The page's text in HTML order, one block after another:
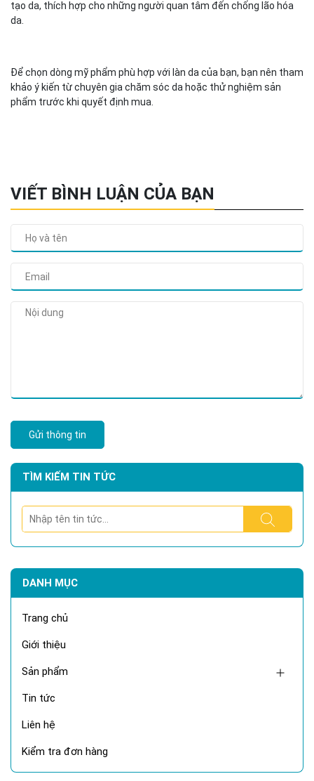
tạo da, thích hợp cho những người quan tâm đến chống lão hóa
da.
Để chọn dòng mỹ phẩm phù hợp với làn da của bạn, bạn nên tham
khảo ý kiến từ chuyên gia chăm sóc da hoặc thử nghiệm sản
phẩm trước khi quyết định mua.
VIẾT BÌNH LUẬN CỦA BẠN
Gửi thông tin
TÌM KIẾM TIN TỨC
DANH MỤC
Trang chủ
Giới thiệu
Sản phẩm
Tin tức
Liên hệ
Kiểm tra đơn hàng